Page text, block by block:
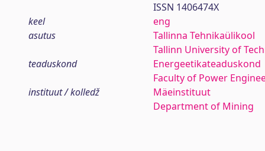
ISSN 1406474X
keel
eng
asutus
Tallinna Tehnikaülikool
Tallinn University of
teaduskond
Energeetikateaduskond
Faculty of Power
instituut / kolledž
Mäeinstituut
Department of Mining